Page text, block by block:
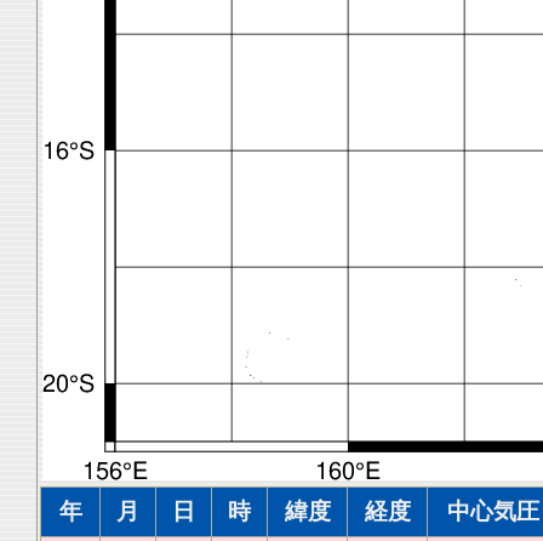
年 月 日 時 緯度 経度 中心気